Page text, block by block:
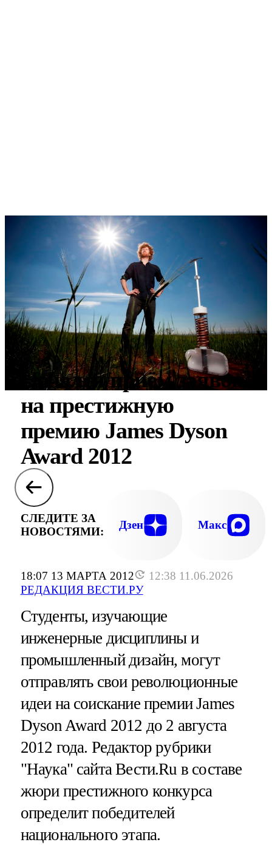
18:07 13 МАРТА 2012
12:38 11.06.2026
РЕДАКЦИЯ ВЕСТИ.РУ
Начался приём заявок
на престижную
премию James Dyson
Award 2012
СЛЕДИТЕ ЗА
НОВОСТЯМИ:
Дзен Макс
Студенты, изучающие
инженерные дисциплины и
промышленный дизайн, могут
отправлять свои революционные
идеи на соискание премии James
Dyson Award 2012 до 2 августа
2012 года. Редактор рубрики
"Наука" сайта Вести.Ru в составе
жюри престижного конкурса
определит победителей
национального этапа.